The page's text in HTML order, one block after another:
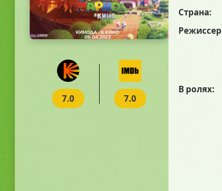
7.0 7.0
Страна:
В ролях: